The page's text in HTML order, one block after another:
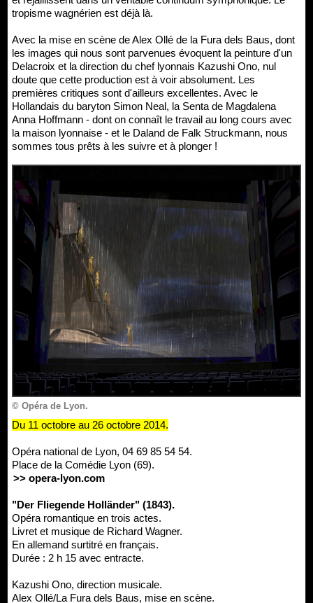
tropisme wagnérien est déjà là.
Avec la mise en scène de Alex Ollé de la Fura dels Baus, dont
les images qui nous sont parvenues évoquent la peinture d'un
Delacroix et la direction du chef lyonnais Kazushi Ono, nul
doute que cette production est à voir absolument. Les
premières critiques sont d'ailleurs excellentes. Avec le
Hollandais du baryton Simon Neal, la Senta de Magdalena
Anna Hoffmann - dont on connaît le travail au long cours avec
la maison lyonnaise - et le Daland de Falk Struckmann, nous
sommes tous prêts à les suivre et à plonger !
© Opéra de Lyon.
Du 11 octobre au 26 octobre 2014.
Opéra national de Lyon, 04 69 85 54 54.
Place de la Comédie Lyon (69).
>> opera-lyon.com
"Der Fliegende Holländer" (1843).
Opéra romantique en trois actes.
Livret et musique de Richard Wagner.
En allemand surtitré en français.
Durée : 2 h 15 avec entracte.
Kazushi Ono, direction musicale.
Alex Ollé/La Fura dels Baus, mise en scène.